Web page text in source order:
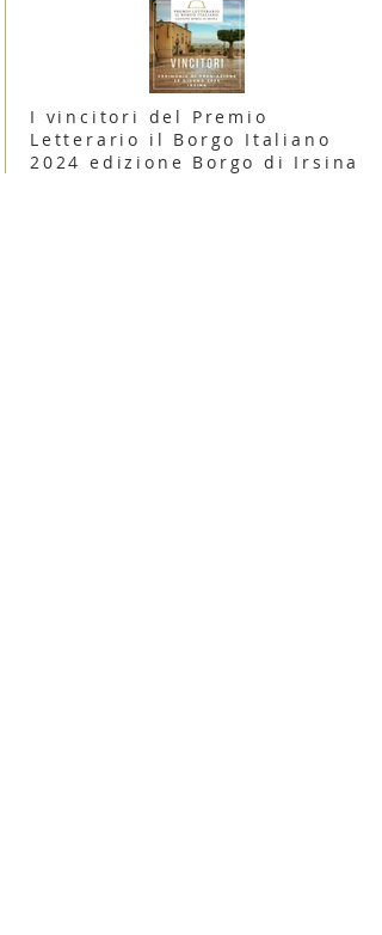
I vincitori del Premio
Letterario il Borgo Italiano
2024 edizione Borgo di Irsina